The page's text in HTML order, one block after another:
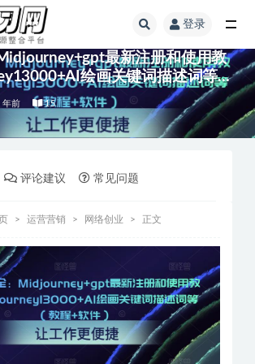
登录
最新注册和使用教
绘画关键词描述词等
年前 15
评论建议 常见问题
运营营销 网络创业 正文